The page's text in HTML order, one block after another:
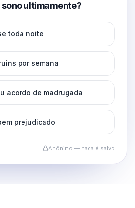
sono ultimamente?
toda noite
por semana
acordo de madrugada
prejudicado
Anônimo — nada é salvo